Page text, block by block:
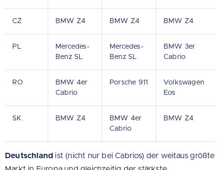
CZ BMW Z4 BMW Z4 BMW Z4
PL
Mercedes-
Benz SL
Mercedes-
Benz SL
BMW 3er
Cabrio
RO
BMW 4er
Cabrio
Porsche 911
Volkswagen
Eos
SK BMW Z4
BMW 4er
Cabrio
BMW Z4
Deutschland ist (nicht nur bei Cabrios) der weitaus größte